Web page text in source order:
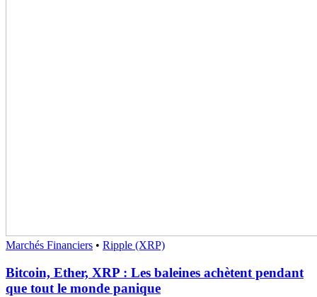
Marchés Financiers • Ripple (XRP)
Bitcoin, Ether, XRP : Les baleines achètent pendant
que tout le monde panique